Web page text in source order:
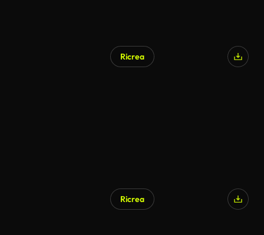
Ricrea
Ricrea